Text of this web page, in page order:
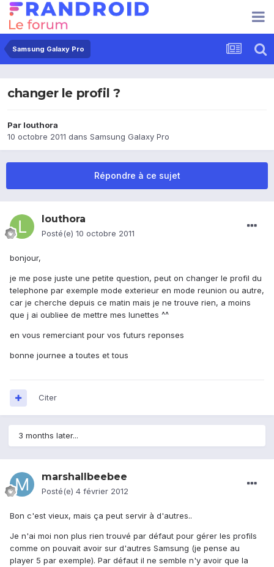
Samsung Galaxy Pro
changer le profil ?
Par louthora
10 octobre 2011 dans Samsung Galaxy Pro
Répondre à ce sujet
louthora
Posté(e) 10 octobre 2011
bonjour,
je me pose juste une petite question, peut on changer le profil du
telephone par exemple mode exterieur en mode reunion ou autre,
car je cherche depuis ce matin mais je ne trouve rien, a moins
que j ai oubliee de mettre mes lunettes ^^
en vous remerciant pour vos futurs reponses
bonne journee a toutes et tous
Citer
3 months later...
marshallbeebee
Posté(e) 4 février 2012
Bon c'est vieux, mais ça peut servir à d'autres..
Je n'ai moi non plus rien trouvé par défaut pour gérer les profils
comme on pouvait avoir sur d'autres Samsung (je pense au
player 5 par exemple). Par défaut il ne semble n'y avoir que la